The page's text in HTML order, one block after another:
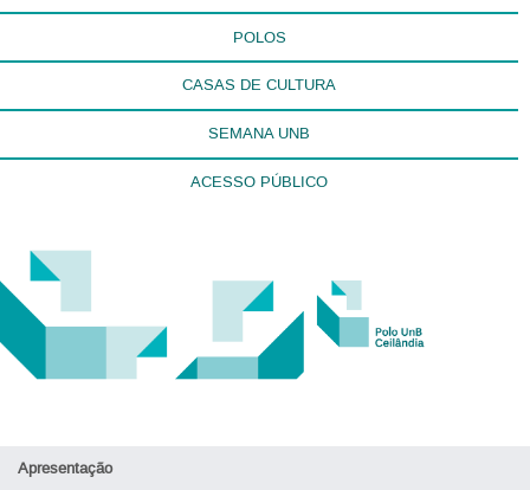
POLOS
CASAS DE CULTURA
SEMANA UNB
ACESSO PÚBLICO
Apresentação